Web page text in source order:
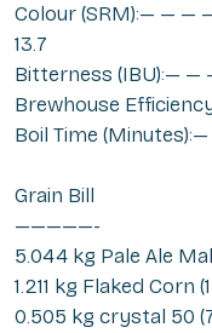
Colour (SRM):— —
13.7
Bitterness (IBU):—
Brewhouse
Boil Time
Grain Bill
—————-
5.044 kg Pale Ale
1.211 kg Flaked Corn
0.505 kg crystal 50